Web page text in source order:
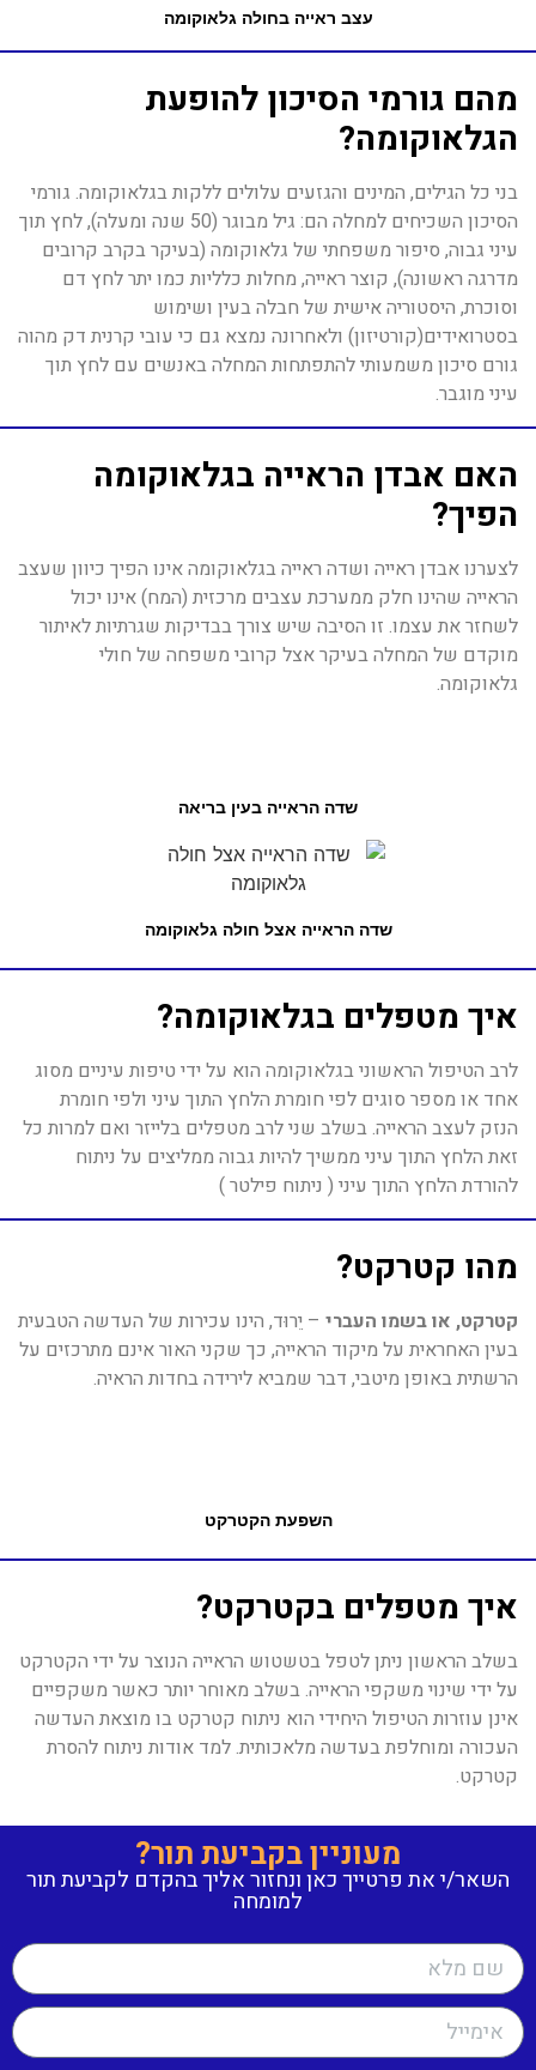
עצב ראייה בחולה גלאוקומה
מהם גורמי הסיכון להופעת
הגלאוקומה?
בני כל הגילים, המינים והגזעים עלולים ללקות בגלאוקומה. גורמי
הסיכון השכיחים למחלה הם: גיל מבוגר (50 שנה ומעלה), לחץ תוך
עיני גבוה, סיפור משפחתי של גלאוקומה (בעיקר בקרב קרובים
מדרגה ראשונה), קוצר ראייה, מחלות כלליות כמו יתר לחץ דם
וסוכרת, היסטוריה אישית של חבלה בעין ושימוש
בסטרואידים(קורטיזון) ולאחרונה נמצא גם כי עובי קרנית דק מהוה
גורם סיכון משמעותי להתפתחות המחלה באנשים עם לחץ תוך
עיני מוגבר.
האם אבדן הראייה בגלאוקומה
הפיך?
לצערנו אבדן ראייה ושדה ראייה בגלאוקומה אינו הפיך כיוון שעצב
הראייה שהינו חלק ממערכת עצבים מרכזית (המח) אינו יכול
לשחזר את עצמו. זו הסיבה שיש צורך בבדיקות שגרתיות לאיתור
מוקדם של המחלה בעיקר אצל קרובי משפחה של חולי
גלאוקומה.
שדה הראייה בעין בריאה
שדה הראייה אצל חולה גלאוקומה
איך מטפלים בגלאוקומה?
לרב הטיפול הראשוני בגלאוקומה הוא על ידי טיפות עיניים מסוג
אחד או מספר סוגים לפי חומרת הלחץ התוך עיני ולפי חומרת
הנזק לעצב הראייה. בשלב שני לרב מטפלים בלייזר ואם למרות כל
זאת הלחץ התוך עיני ממשיך להיות גבוה ממליצים על ניתוח
להורדת הלחץ התוך עיני ( ניתוח פילטר )
מהו קטרקט?
קטרקט, או בשמו העברי – יֵרוּד, הינו עכירות של העדשה הטבעית
בעין האחראית על מיקוד הראייה, כך שקני האור אינם מתרכזים על
הרשתית באופן מיטבי, דבר שמביא לירידה בחדות הראיה.
השפעת הקטרקט
איך מטפלים בקטרקט?
בשלב הראשון ניתן לטפל בטשטוש הראייה הנוצר על ידי הקטרקט
על ידי שינוי משקפי הראייה. בשלב מאוחר יותר כאשר משקפיים
אינן עוזרות הטיפול היחידי הוא ניתוח קטרקט בו מוצאת העדשה
העכורה ומוחלפת בעדשה מלאכותית. למד אודות ניתוח להסרת
קטרקט.
מעוניין בקביעת תור?
השאר/י את פרטייך כאן ונחזור אליך בהקדם לקביעת תור
למומחה